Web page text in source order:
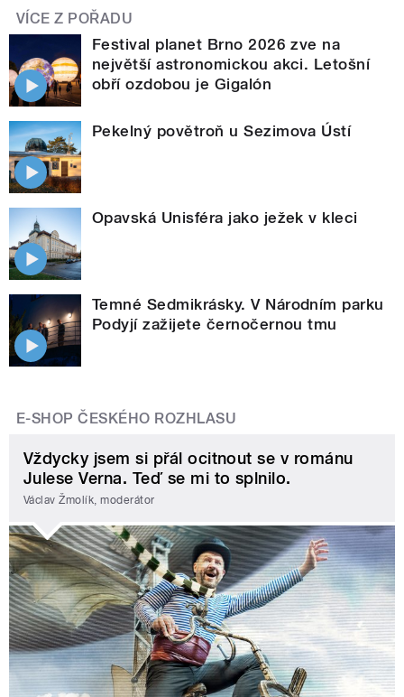
VÍCE Z POŘADU
Festival planet Brno 2026 zve na
největší astronomickou akci. Letošní
obří ozdobou je Gigalón
Pekelný povětroň u Sezimova Ústí
Opavská Unisféra jako ježek v kleci
Temné Sedmikrásky. V Národním parku
Podyjí zažijete černočernou tmu
E-SHOP ČESKÉHO ROZHLASU
Vždycky jsem si přál ocitnout se v románu
Julese Verna. Teď se mi to splnilo.
Václav Žmolík, moderátor